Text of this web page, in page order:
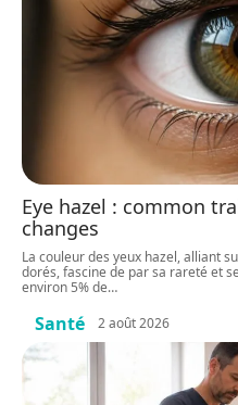
Eye hazel : common
changes
La couleur des yeux hazel, alliant
dorés, fascine de par sa rareté et
environ 5% de…
Santé 2 août 2026